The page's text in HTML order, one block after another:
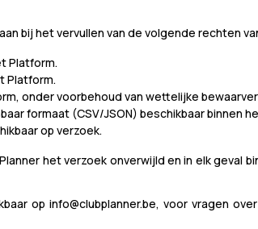
bij het vervullen van de volgende rechten
Platform.
Platform.
onder voorbehoud van wettelijke
formaat (CSV/JSON) beschikbaar binnen
op verzoek.
het verzoek onverwijld en in elk geval
op info@clubplanner.be, voor vragen